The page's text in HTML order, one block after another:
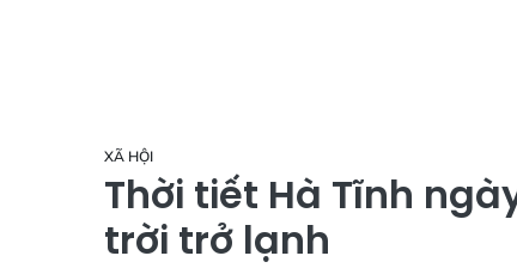
XÃ HỘI
Thời tiết Hà Tĩnh
trời trở lạnh